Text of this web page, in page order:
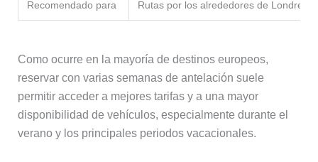
Recomendado para Rutas por los alrededores de Londres
Como ocurre en la mayoría de destinos europeos,
reservar con varias semanas de antelación suele
permitir acceder a mejores tarifas y a una mayor
disponibilidad de vehículos, especialmente durante el
verano y los principales periodos vacacionales.